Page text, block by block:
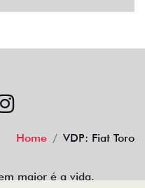
Home VDP: Fiat Toro
maior é a vida.